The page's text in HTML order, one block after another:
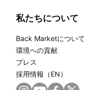
私たちについて
Back Marketについて
環境への貢献
プレス
採用情報（EN）